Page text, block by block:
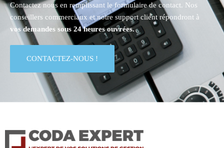
Contactez nous en remplissant le formulaire de contact. Nos
conseillers commerciaux et notre support client répondront à
vos demandes sous 24 heures ouvrées.
CONTACTEZ-NOUS !